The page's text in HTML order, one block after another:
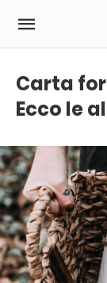
Carta
Ecco le